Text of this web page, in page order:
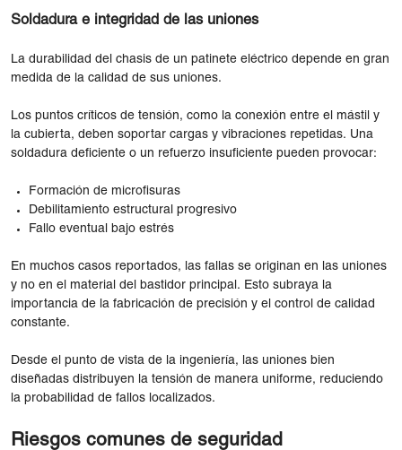
Soldadura e integridad de las uniones
La durabilidad del chasis de un patinete eléctrico depende en gran
medida de la calidad de sus uniones.
Los puntos críticos de tensión, como la conexión entre el mástil y
la cubierta, deben soportar cargas y vibraciones repetidas. Una
soldadura deficiente o un refuerzo insuficiente pueden provocar:
Formación de microfisuras
Debilitamiento estructural progresivo
Fallo eventual bajo estrés
En muchos casos reportados, las fallas se originan en las uniones
y no en el material del bastidor principal. Esto subraya la
importancia de la fabricación de precisión y el control de calidad
constante.
Desde el punto de vista de la ingeniería, las uniones bien
diseñadas distribuyen la tensión de manera uniforme, reduciendo
la probabilidad de fallos localizados.
Riesgos comunes de seguridad